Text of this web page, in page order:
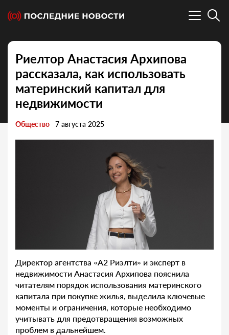
Риелтор Анастасия Архипова
рассказала, как использовать
материнский капитал для
недвижимости
Общество 7 августа 2025
Директор агентства «А2 Риэлти» и эксперт в
недвижимости Анастасия Архипова пояснила
читателям порядок использования материнского
капитала при покупке жилья, выделила ключевые
моменты и ограничения, которые необходимо
учитывать для предотвращения возможных
проблем в дальнейшем.